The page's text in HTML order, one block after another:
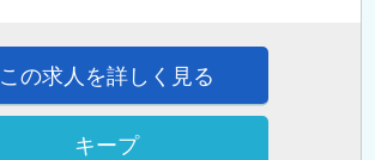
この求人を詳しく見る
キープ